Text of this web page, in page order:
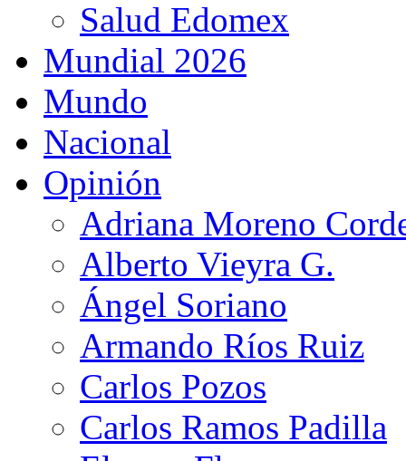
Salud Edomex
Mundial 2026
Mundo
Nacional
Opinión
Adriana Moreno
Alberto Vieyra G.
Ángel Soriano
Armando Ríos Ruiz
Carlos Pozos
Carlos Ramos Padilla